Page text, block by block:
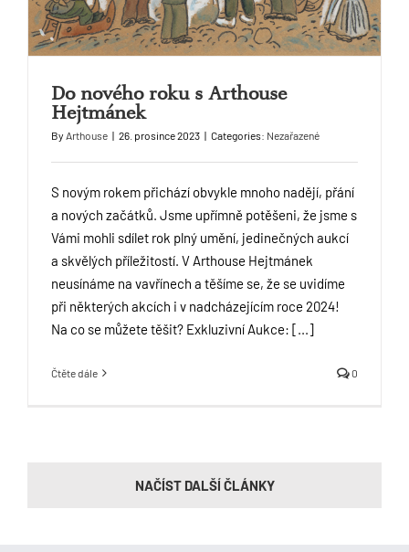
Do nového roku s Arthouse
Hejtmánek
By Arthouse | 26. prosince 2023 | Categories: Nezařazené
S novým rokem přichází obvykle mnoho nadějí, přání
a nových začátků. Jsme upřímně potěšeni, že jsme s
Vámi mohli sdílet rok plný umění, jedinečných aukcí
a skvělých příležitostí. V Arthouse Hejtmánek
neusínáme na vavřínech a těšíme se, že se uvidíme
při některých akcích i v nadcházejícím roce 2024!
Na co se můžete těšit? Exkluzivní Aukce: [...]
Čtěte dále 0
NAČÍST DALŠÍ ČLÁNKY